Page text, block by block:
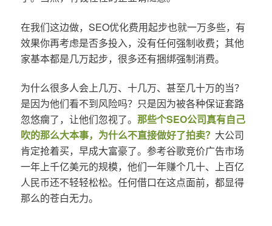
在我们这边做，SEO优化费用起步也就一万多些，有
效果你再考虑是否多投入，没有任何强制收费；其他
家基本都是几万起步，很多还有捆绑强制消费。
为什么很多人会上几万、十几万、甚至几十万的当？
是因为他们看不到风险吗？只是因为被各种保证套路
忽悠瘸了，让他们忽视了。 那些个SEO公司真有自己
吹的那么大本事，为什么不直接做好了拍卖？ 大公司
肯定抢着买，早成大富豪了。参考谷歌竞价广告市场
一年上千亿美元的规模，他们一年赚个几十、上百亿
人民币还不轻轻松松。任何借口在这点面前，都显得
那么的苍白无力。